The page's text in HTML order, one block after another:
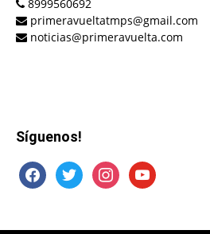
8999560692
primeravueltatmps@gmail.com
noticias@primeravuelta.com
Síguenos!
facebooktwitter instagramyoutube